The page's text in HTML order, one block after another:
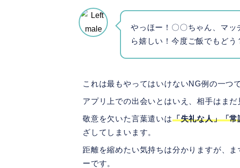
やっほー！〇〇ちゃん、マ
ら嬉しい！今度ご飯でもどう
これは最もやってはいけないNG例の一つで
アプリ上での出会いとはいえ、相手はまだ
敬意を欠いた言葉遣いは「失礼な人」「
ざしてしまいます。
距離を縮めたい気持ちは分かりますが、
ーです。